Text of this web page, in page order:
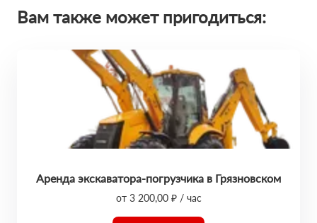
Вам также может пригодиться:
Аренда экскаватора-погрузчика в Грязновском
от 3 200,00 ₽ / час